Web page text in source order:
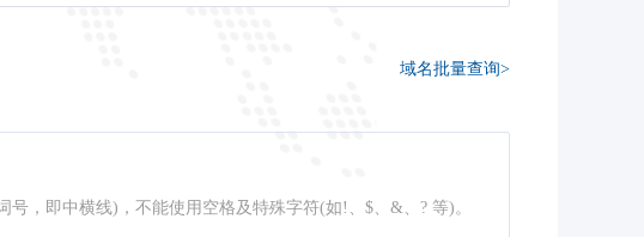
域名批量查询>
，即中横线)，不能使用空格及特殊字符(如!、$、&、? 等)。